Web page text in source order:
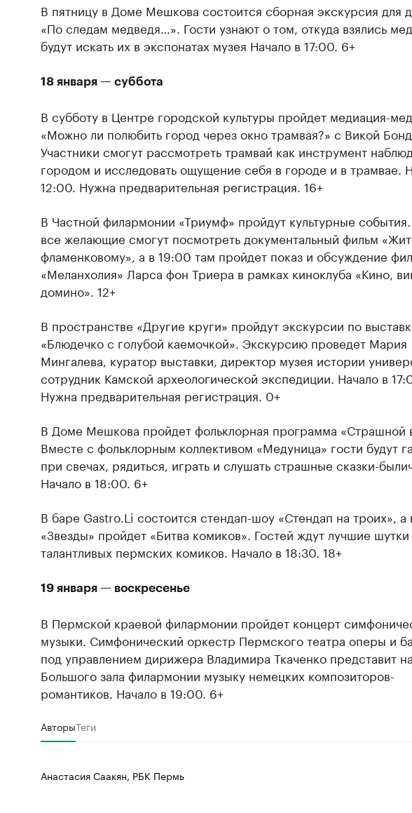
В пятницу в Доме Мешкова состоится сборная экскурсия для
«По следам медведя…». Гости узнают о том, откуда взялись
будут искать их в экспонатах музея Начало в 17:00. 6+
18 января — суббота
В субботу в Центре городской культуры пройдет медиация-
«Можно ли полюбить город через окно трамвая?» с Викой
Участники смогут рассмотреть трамвай как инструмент
городом и исследовать ощущение себя в городе и в трамвае.
12:00. Нужна предварительная регистрация. 16+
В Частной филармонии «Триумф» пройдут культурные
все желающие смогут посмотреть документальный фильм
фламенковому», а в 19:00 там пройдет показ и обсуждение
«Меланхолия» Ларса фон Триера в рамках киноклуба «Кино,
домино». 12+
В пространстве «Другие круги» пройдут экскурсии по
«Блюдечко с голубой каемочкой». Экскурсию проведет Мария
Мингалева, куратор выставки, директор музея истории
сотрудник Камской археологической экспедиции. Начало в
Нужна предварительная регистрация. 0+
В Доме Мешкова пройдет фольклорная программа «Страшной
Вместе с фольклорным коллективом «Медуница» гости будут
при свечах, рядиться, играть и слушать страшные сказки-
Начало в 18:00. 6+
В баре Gastro.Li состоится стендап-шоу «Стендап на троих», а
«Звезды» пройдет «Битва комиков». Гостей ждут лучшие шутки
талантливых пермских комиков. Начало в 18:30. 18+
19 января — воскресенье
В Пермской краевой филармонии пройдет концерт
музыки. Симфонический оркестр Пермского театра оперы и
под управлением дирижера Владимира Ткаченко представит
Большого зала филармонии музыку немецких композиторов-
романтиков. Начало в 19:00. 6+
АвторыТеги
Анастасия Саакян, РБК Пермь